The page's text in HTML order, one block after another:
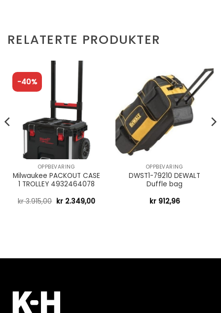
RELATERTE PRODUKTER
-40%
OPPBEVARING
Milwaukee PACKOUT CASE
1 TROLLEY 4932464078
kr3.915,00 kr2.349,00
OPPBEVARING
DWST1-79210 DEWALT
Duffle bag
kr912,96